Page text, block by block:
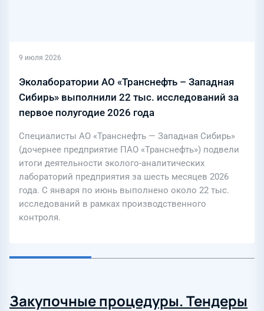
9 июля 2026
Эколаборатории АО «Транснефть – Западная
Сибирь» выполнили 22 тыс. исследований за
первое полугодие 2026 года
Специалисты АО «Транснефть — Западная Сибирь»
(дочернее предприятие ПАО «Транснефть») подвели
итоги деятельности эколого-аналитических
лабораторий предприятия за шесть месяцев 2026
года. С января по июнь выполнено около 22 тыс.
исследований в рамках производственного
контроля.
Закупочные процедуры. Тендеры